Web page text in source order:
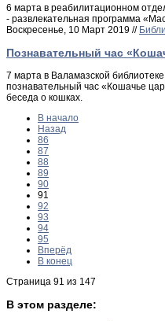
6 марта в реабилитационном
- развлекательная программа
Воскресенье, 10 Март 2019 //
Познавательный час
7 марта в Валамазской
познавательный час «Кошачье
беседа о кошках.
В начало
Назад
86
87
88
89
90
91
92
93
94
95
Вперёд
В конец
Страница 91 из 147
В этом разделе: